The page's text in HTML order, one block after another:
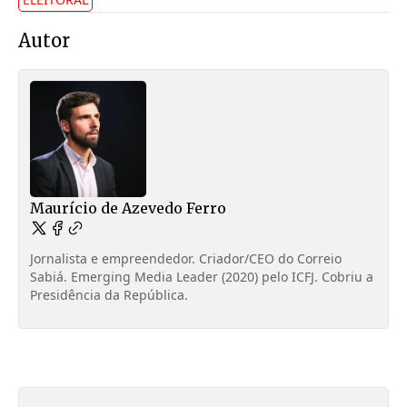
Autor
Maurício de Azevedo Ferro
Jornalista e empreendedor. Criador/CEO do Correio
Sabiá. Emerging Media Leader (2020) pelo ICFJ. Cobriu a
Presidência da República.